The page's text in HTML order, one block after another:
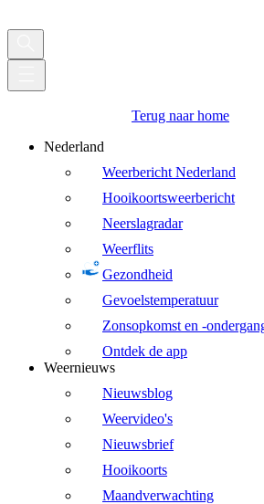
Terug naar home
Nederland
Weerbericht Nederland
Hooikoortsweerbericht
Neerslagradar
Weerflits
Gezondheid
Gevoelstemperatuur
Zonsopkomst en -
Ontdek de app
Weernieuws
Nieuwsblog
Weervideo's
Nieuwsbrief
Hooikoorts
Maandverwachting